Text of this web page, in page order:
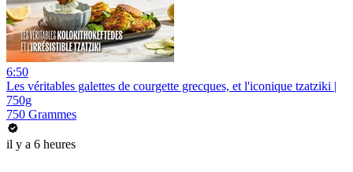
6:50
Les véritables galettes de courgette grecques, et l'iconique tzatziki |
750g
750 Grammes
il y a 6 heures